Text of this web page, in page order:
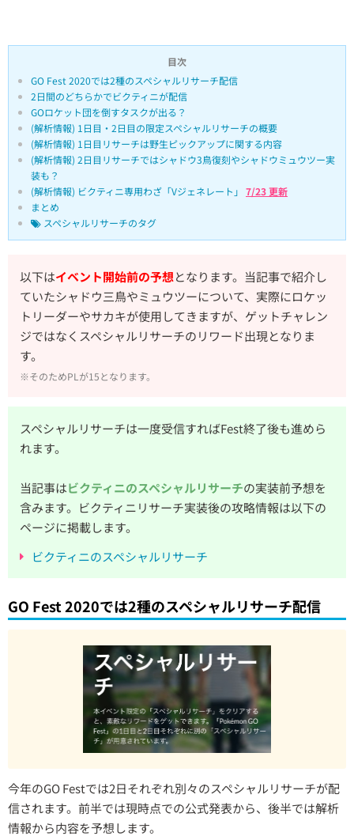
目次
GO Fest 2020では2種のスペシャルリサーチ配信
2日間のどちらかでビクティニが配信
GOロケット団を倒すタスクが出る？
(解析情報) 1日目・2日目の限定スペシャルリサーチの概要
(解析情報) 1日目リサーチは野生ピックアップに関する内容
(解析情報) 2日目リサーチではシャドウ3鳥復刻やシャドウミュウツー実
装も？
(解析情報) ビクティニ専用わざ「Vジェネレート」 7/23 更新
まとめ
スペシャルリサーチのタグ
以下はイベント開始前の予想となります。当記事で紹介し
ていたシャドウ三鳥やミュウツーについて、実際にロケッ
トリーダーやサカキが使用してきますが、ゲットチャレン
ジではなくスペシャルリサーチのリワード出現となりま
す。
※そのためPLが15となります。
スペシャルリサーチは一度受信すればFest終了後も進めら
れます。
当記事はビクティニのスペシャルリサーチの実装前予想を
含みます。ビクティニリサーチ実装後の攻略情報は以下の
ページに掲載します。
ビクティニのスペシャルリサーチ
GO Fest 2020では2種のスペシャルリサーチ配信
今年のGO Festでは2日それぞれ別々のスペシャルリサーチが配
信されます。前半では現時点での公式発表から、後半では解析
情報から内容を予想します。